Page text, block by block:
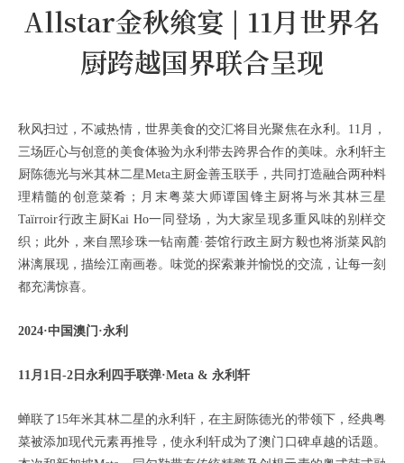
Allstar金秋飨宴 | 11月世界名
厨跨越国界联合呈现
秋风扫过，不减热情，世界美食的交汇将目光聚焦在永利。11月，
三场匠心与创意的美食体验为永利带去跨界合作的美味。永利轩主
厨陈德光与米其林二星Meta主厨金善玉联手，共同打造融合两种料
理精髓的创意菜肴；月末粤菜大师谭国锋主厨将与米其林三星
Taïrroir行政主厨Kai Ho一同登场，为大家呈现多重风味的别样交
织；此外，来自黑珍珠一钻南麓·荟馆行政主厨方毅也将浙菜风韵
淋漓展现，描绘江南画卷。味觉的探索兼并愉悦的交流，让每一刻
都充满惊喜。
2024·中国澳门·永利
11月 1日-2日 永利四手联弹·Meta & 永利轩
蝉联了15年米其林二星的永利轩，在主厨陈德光的带领下，经典粤
菜被添加现代元素再推导，使永利轩成为了澳门口碑卓越的话题。